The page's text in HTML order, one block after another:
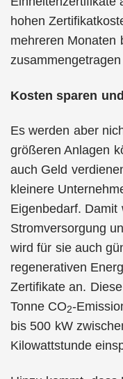
hohen
mehreren Monaten
Kosten sparen
Es werden aber
größeren Anlagen
auch Geld
kleinere
Eigenbedarf.
Stromversorgung
wird für sie auch
regenerativen
Zertifikate an.
Tonne CO2-
bis 500 kW
Kilowattstunde